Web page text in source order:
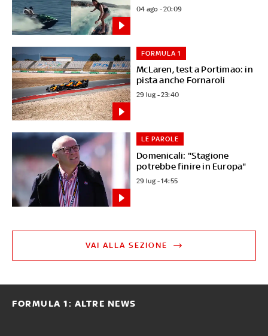
04 ago - 20:09
McLaren, test a Portimao: in
pista anche Fornaroli
FORMULA 1
29 lug - 23:40
Domenicali: "Stagione
potrebbe finire in Europa"
LE PAROLE
29 lug - 14:55
VAI ALLA SEZIONE
FORMULA 1: ALTRE NEWS